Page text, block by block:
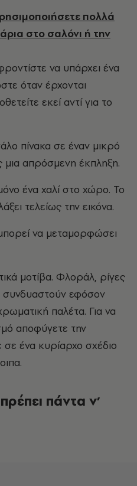
πολλά
στο σαλόνι ή την
να υπάρχει ένα
όταν έρχονται
εκεί αντί για το
πίνακα σε έναν μικρό
απρόσμενη έκπληξη.
ένα χαλί στο χώρο. Το
τελείως την εικόνα.
να μεταμορφώσει
μοτίβα. Φλοράλ, ρίγες
εφόσον
παλέτα. Για να
αποφύγετε την
ένα κυρίαρχο σχέδιο
πάντα ν’